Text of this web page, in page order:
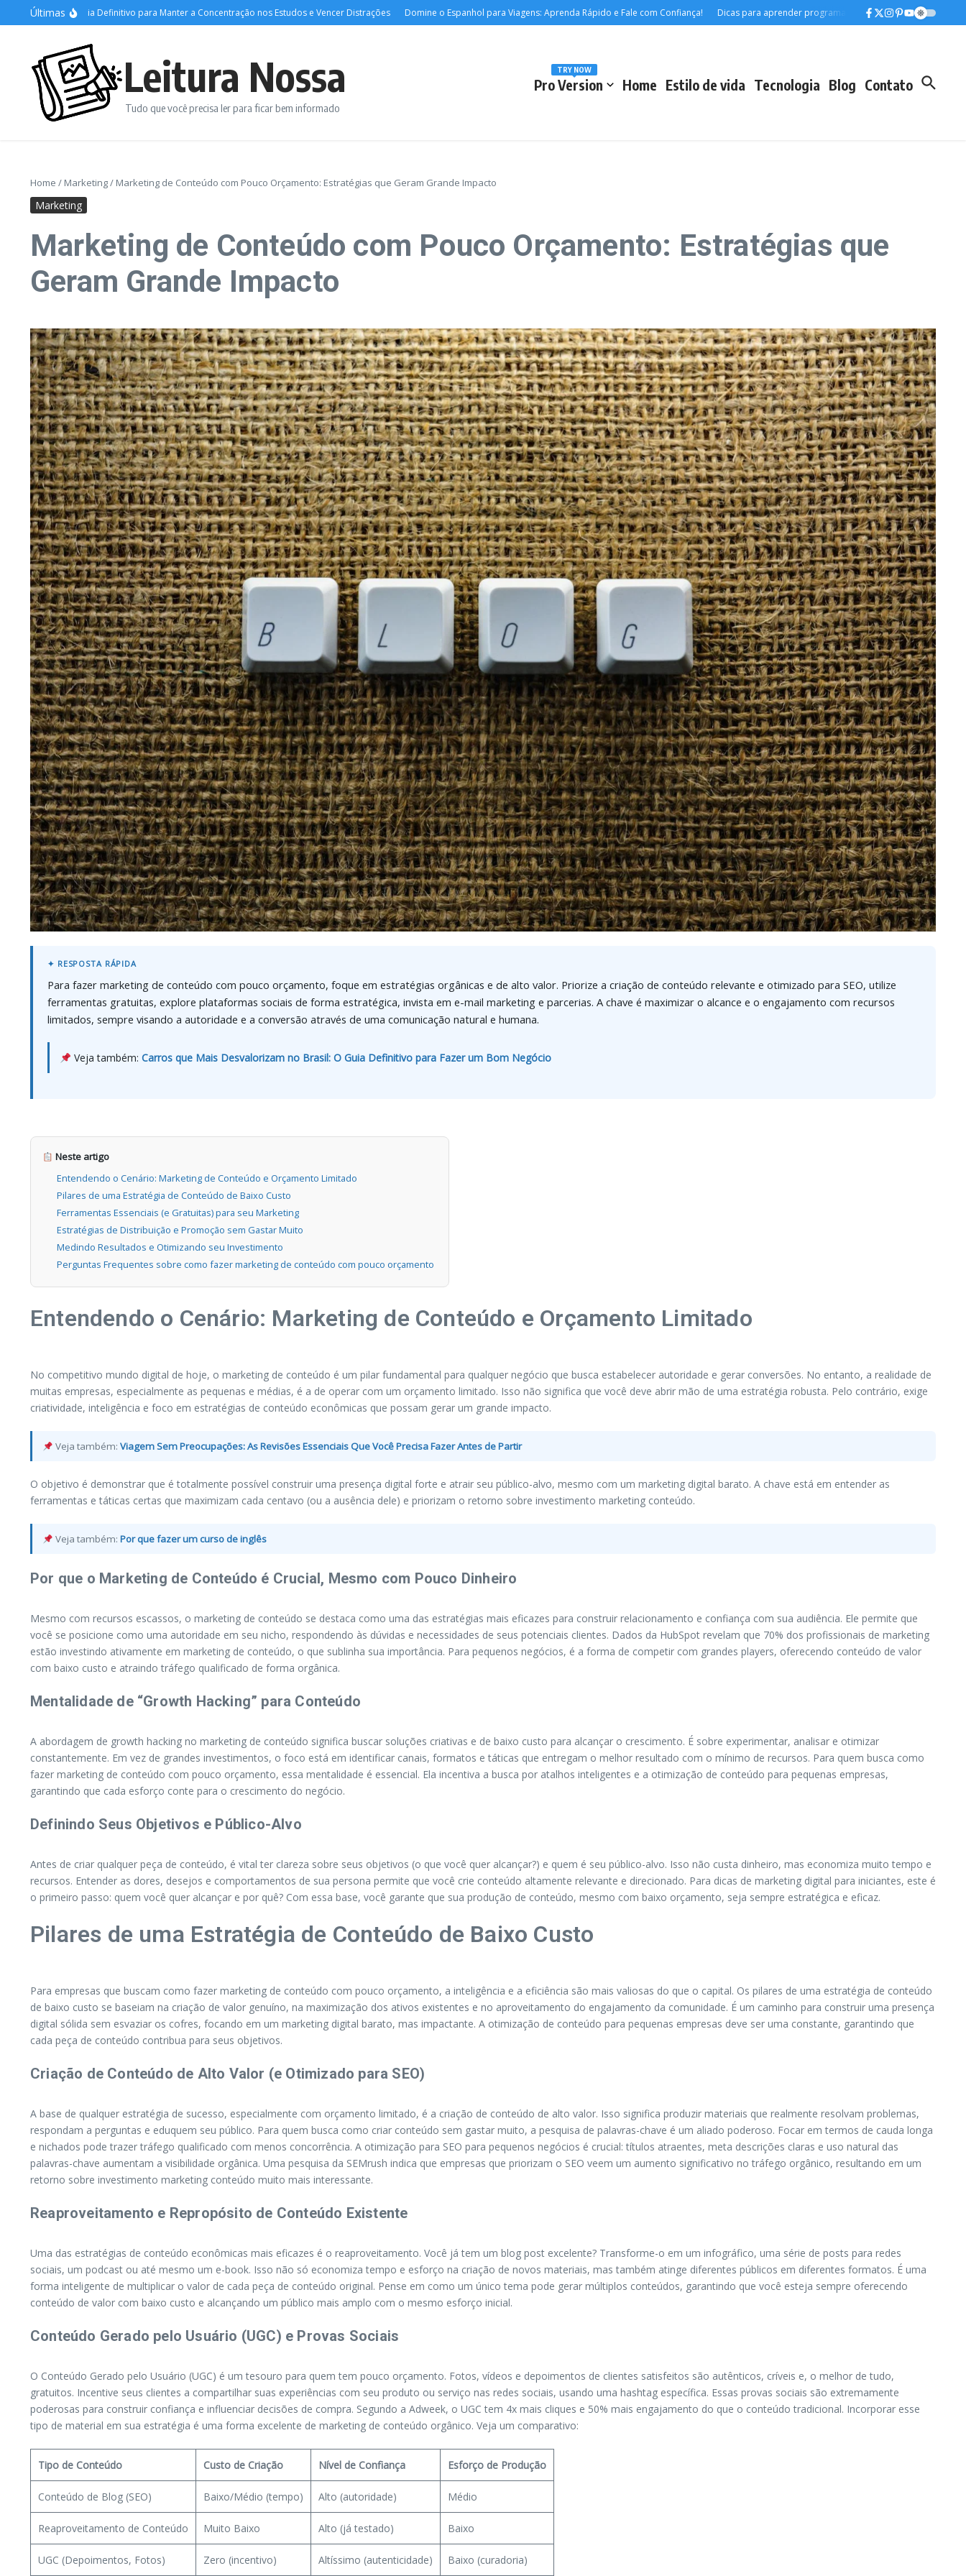
Ir para o conteúdo
Últimas
O Guia Definitivo para Manter a Concentração nos Estudos e Vencer Distrações Domine o Espanhol para Viagens: Aprenda Rápido e Fale com Confiança! Dicas para aprender programação do zero sem gastar
Leitura Nossa
Tudo que você precisa ler para ficar bem informado
Pro Version
TRY NOW
Home Estilo de vida Tecnologia Blog Contato
Home / Marketing/ Marketing de Conteúdo com Pouco Orçamento: Estratégias que Geram Grande Impacto
Marketing
Marketing de Conteúdo com Pouco Orçamento: Estratégias que
Geram Grande Impacto
Para fazer marketing de conteúdo com pouco orçamento, foque em estratégias orgânicas e de alto valor. Priorize a criação de conteúdo relevante e otimizado para SEO, utilize
ferramentas gratuitas, explore plataformas sociais de forma estratégica, invista em e-mail marketing e parcerias. A chave é maximizar o alcance e o engajamento com recursos
limitados, sempre visando a autoridade e a conversão através de uma comunicação natural e humana.
Veja também: Carros que Mais Desvalorizam no Brasil: O Guia Definitivo para Fazer um Bom Negócio
Neste artigo
Entendendo o Cenário: Marketing de Conteúdo e Orçamento Limitado
Pilares de uma Estratégia de Conteúdo de Baixo Custo
Ferramentas Essenciais (e Gratuitas) para seu Marketing
Estratégias de Distribuição e Promoção sem Gastar Muito
Medindo Resultados e Otimizando seu Investimento
Perguntas Frequentes sobre como fazer marketing de conteúdo com pouco orçamento
Entendendo o Cenário: Marketing de Conteúdo e Orçamento Limitado
No competitivo mundo digital de hoje, o marketing de conteúdo é um pilar fundamental para qualquer negócio que busca estabelecer autoridade e gerar conversões. No entanto, a realidade de
muitas empresas, especialmente as pequenas e médias, é a de operar com um orçamento limitado. Isso não significa que você deve abrir mão de uma estratégia robusta. Pelo contrário, exige
criatividade, inteligência e foco em estratégias de conteúdo econômicas que possam gerar um grande impacto.
Veja também:Viagem Sem Preocupações: As Revisões Essenciais Que Você Precisa Fazer Antes de Partir
O objetivo é demonstrar que é totalmente possível construir uma presença digital forte e atrair seu público-alvo, mesmo com um marketing digital barato. A chave está em entender as
ferramentas e táticas certas que maximizam cada centavo (ou a ausência dele) e priorizam o retorno sobre investimento marketing conteúdo.
Veja também:Por que fazer um curso de inglês
Por que o Marketing de Conteúdo é Crucial, Mesmo com Pouco Dinheiro
Mesmo com recursos escassos, o marketing de conteúdo se destaca como uma das estratégias mais eficazes para construir relacionamento e confiança com sua audiência. Ele permite que
você se posicione como uma autoridade em seu nicho, respondendo às dúvidas e necessidades de seus potenciais clientes. Dados da HubSpot revelam que 70% dos profissionais de marketing
estão investindo ativamente em marketing de conteúdo, o que sublinha sua importância. Para pequenos negócios, é a forma de competir com grandes players, oferecendo conteúdo de valor
com baixo custo e atraindo tráfego qualificado de forma orgânica.
Mentalidade de “Growth Hacking” para Conteúdo
A abordagem de growth hacking no marketing de conteúdo significa buscar soluções criativas e de baixo custo para alcançar o crescimento. É sobre experimentar, analisar e otimizar
constantemente. Em vez de grandes investimentos, o foco está em identificar canais, formatos e táticas que entregam o melhor resultado com o mínimo de recursos. Para quem busca como
fazer marketing de conteúdo com pouco orçamento, essa mentalidade é essencial. Ela incentiva a busca por atalhos inteligentes e a otimização de conteúdo para pequenas empresas,
garantindo que cada esforço conte para o crescimento do negócio.
Definindo Seus Objetivos e Público-Alvo
Antes de criar qualquer peça de conteúdo, é vital ter clareza sobre seus objetivos (o que você quer alcançar?) e quem é seu público-alvo. Isso não custa dinheiro, mas economiza muito tempo e
recursos. Entender as dores, desejos e comportamentos de sua persona permite que você crie conteúdo altamente relevante e direcionado. Para dicas de marketing digital para iniciantes, este é
o primeiro passo: quem você quer alcançar e por quê? Com essa base, você garante que sua produção de conteúdo, mesmo com baixo orçamento, seja sempre estratégica e eficaz.
Pilares de uma Estratégia de Conteúdo de Baixo Custo
Para empresas que buscam como fazer marketing de conteúdo com pouco orçamento, a inteligência e a eficiência são mais valiosas do que o capital. Os pilares de uma estratégia de conteúdo
de baixo custo se baseiam na criação de valor genuíno, na maximização dos ativos existentes e no aproveitamento do engajamento da comunidade. É um caminho para construir uma presença
digital sólida sem esvaziar os cofres, focando em um marketing digital barato, mas impactante. A otimização de conteúdo para pequenas empresas deve ser uma constante, garantindo que
cada peça de conteúdo contribua para seus objetivos.
Criação de Conteúdo de Alto Valor (e Otimizado para SEO)
A base de qualquer estratégia de sucesso, especialmente com orçamento limitado, é a criação de conteúdo de alto valor. Isso significa produzir materiais que realmente resolvam problemas,
respondam a perguntas e eduquem seu público. Para quem busca como criar conteúdo sem gastar muito, a pesquisa de palavras-chave é um aliado poderoso. Focar em termos de cauda longa
e nichados pode trazer tráfego qualificado com menos concorrência. A otimização para SEO para pequenos negócios é crucial: títulos atraentes, meta descrições claras e uso natural das
palavras-chave aumentam a visibilidade orgânica. Uma pesquisa da SEMrush indica que empresas que priorizam o SEO veem um aumento significativo no tráfego orgânico, resultando em um
retorno sobre investimento marketing conteúdo muito mais interessante.
Reaproveitamento e Repropósito de Conteúdo Existente
Uma das estratégias de conteúdo econômicas mais eficazes é o reaproveitamento. Você já tem um blog post excelente? Transforme-o em um infográfico, uma série de posts para redes
sociais, um podcast ou até mesmo um e-book. Isso não só economiza tempo e esforço na criação de novos materiais, mas também atinge diferentes públicos em diferentes formatos. É uma
forma inteligente de multiplicar o valor de cada peça de conteúdo original. Pense em como um único tema pode gerar múltiplos conteúdos, garantindo que você esteja sempre oferecendo
conteúdo de valor com baixo custo e alcançando um público mais amplo com o mesmo esforço inicial.
Conteúdo Gerado pelo Usuário (UGC) e Provas Sociais
O Conteúdo Gerado pelo Usuário (UGC) é um tesouro para quem tem pouco orçamento. Fotos, vídeos e depoimentos de clientes satisfeitos são autênticos, críveis e, o melhor de tudo,
gratuitos. Incentive seus clientes a compartilhar suas experiências com seu produto ou serviço nas redes sociais, usando uma hashtag específica. Essas provas sociais são extremamente
poderosas para construir confiança e influenciar decisões de compra. Segundo a Adweek, o UGC tem 4x mais cliques e 50% mais engajamento do que o conteúdo tradicional. Incorporar esse
tipo de material em sua estratégia é uma forma excelente de marketing de conteúdo orgânico. Veja um comparativo:
Tipo de Conteúdo Custo de Criação Nível de Confiança Esforço de Produção
Conteúdo de Blog (SEO) Baixo/Médio (tempo) Alto (autoridade) Médio
Reaproveitamento de Conteúdo Muito Baixo Alto (já testado) Baixo
UGC (Depoimentos, Fotos) Zero (incentivo) Altíssimo (autenticidade) Baixo (curadoria)